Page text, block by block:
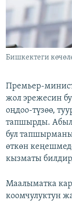
ЭЕ/АРнун
Бишкектеги
Премьер-
жол эрежесин
оңдоо-түзөө,
тапшырды.
бул
өткөн
кызматы
Маалыматка
коомчулуктун